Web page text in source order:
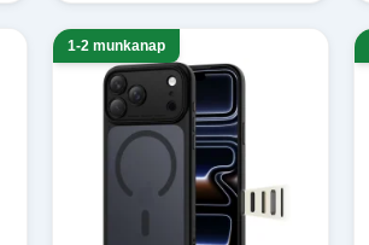
1-2 munkanap